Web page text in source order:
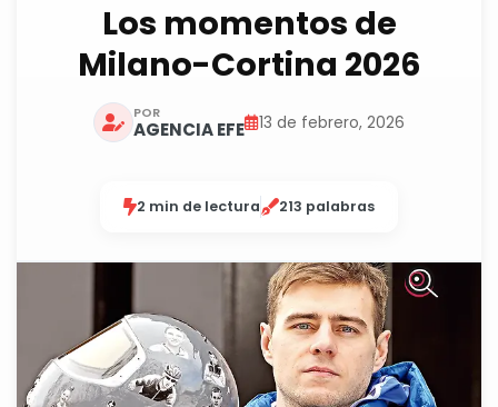
Los momentos de
Milano-Cortina 2026
POR
AGENCIA EFE 13 de febrero, 2026
2 min de lectura 213 palabras